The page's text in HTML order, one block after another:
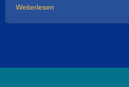
Weiterlesen